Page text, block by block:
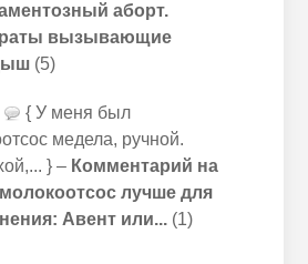
аборт.
вызывающие
(5)
{ У меня был
медела, ручной.
} – Комментарий на
лучше для
Авент или...(1)